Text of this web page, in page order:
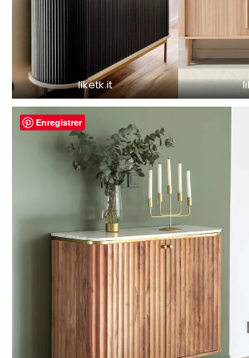
liketk.it
Enregistrer